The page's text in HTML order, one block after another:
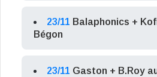
23/11 Balaphonics +
Bégon
23/11 Gaston + B.Roy